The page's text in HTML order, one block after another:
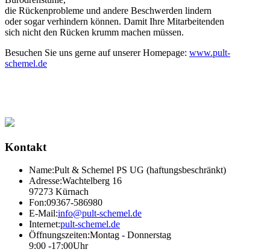
die Rückenprobleme und andere Beschwerden lindern
oder sogar verhindern können. Damit Ihre Mitarbeitenden
sich nicht den Rücken krumm machen müssen.
Besuchen Sie uns gerne auf unserer Homepage: www.pult-
schemel.de
Kontakt
Name:Pult & Schemel PS UG (haftungsbeschränkt)
Adresse:Wachtelberg 16
97273 Kürnach
Fon:09367-586980
E-Mail:info@pult-schemel.de
Internet:pult-schemel.de
Öffnungs­zeiten:Montag - Donnerstag
9:00 -17:00Uhr